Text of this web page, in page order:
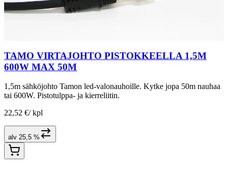
TAMO VIRTAJOHTO PISTOKKEELLA 1,5M
600W MAX 50M
1,5m sähköjohto Tamon led-valonauhoille. Kytke jopa 50m nauhaa
tai 600W. Pistotulppa- ja kierreliitin.
22,52 €/ kpl
alv 25,5 %